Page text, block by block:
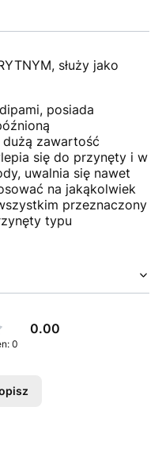
służy jako
posiada
zawartość
się do przynęty i w
uwalnia się nawet
na jakąkolwiek
przeznaczony
typu
0.00
0